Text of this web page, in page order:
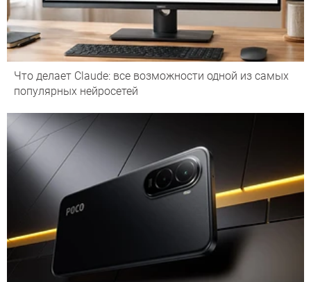
Что делает Сlaude: все возможности одной из самых
популярных нейросетей